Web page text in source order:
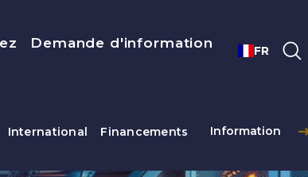
Demande d'information FR
International Financements Information